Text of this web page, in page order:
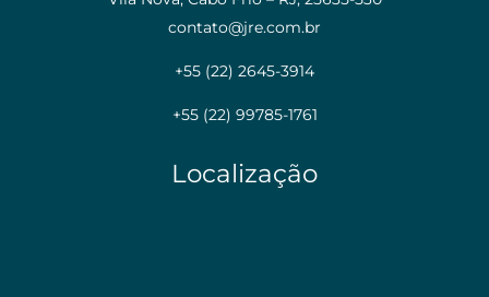
contato@jre.com.br
+55 (22) 2645-3914
+55 (22) 99785-1761
Localização